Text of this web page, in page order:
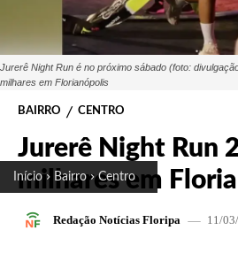
Início Bairro Centro
Jurerê Night Run é no próximo sábado (foto:
milhares em Florianópolis
BAIRRO CENTRO
Jurerê Night Run
milhares em
Redação Notícias Floripa 11/